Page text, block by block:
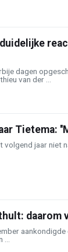
dagen
van der ...
Tietema:
volgend jaar niet
daarom
aankondigde